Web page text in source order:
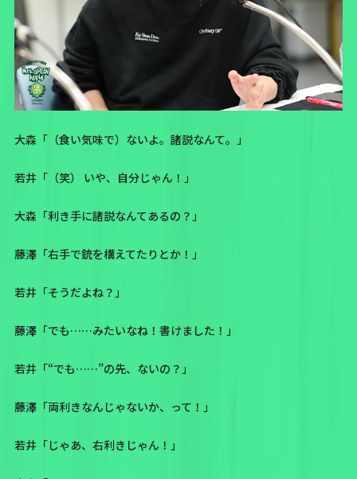
大森「（食い気味で）ないよ。諸説なんて。」
若井「（笑） いや、自分じゃん！」
大森「利き手に諸説なんてあるの？」
藤澤「右手で銃を構えてたりとか！」
若井「そうだよね？」
藤澤「でも……みたいなね！書けました！」
若井「“でも……”の先、ないの？」
藤澤「両利きなんじゃないか、って！」
若井「じゃあ、右利きじゃん！」